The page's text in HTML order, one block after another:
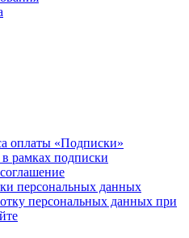
оплаты «Подписки»
рамках подписки
персональных данных
персональных данных при